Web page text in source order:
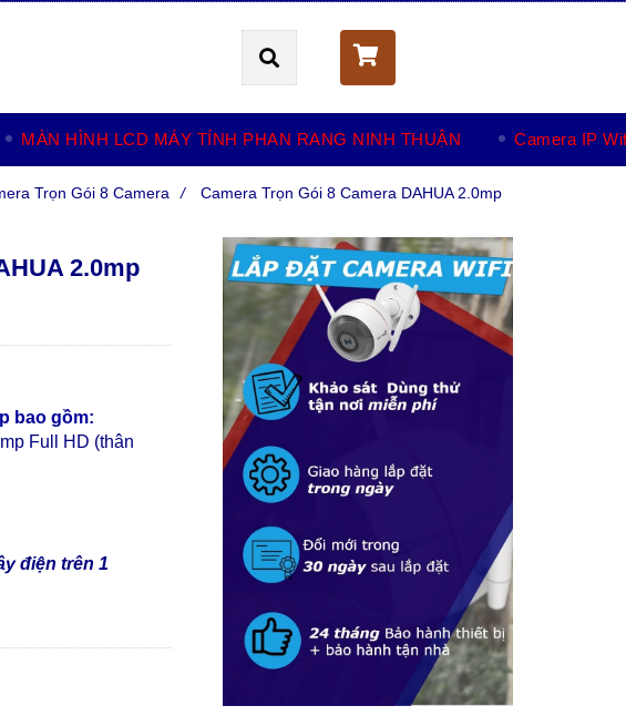
MÀN HÌNH LCD MÁY TÍNH PHAN RANG NINH THUẬN Camera IP
Trọn Gói 8 Camera / Camera Trọn Gói 8 Camera DAHUA 2.0mp
2.0mp
bao gồm:
Full HD (thân
điện trên 1